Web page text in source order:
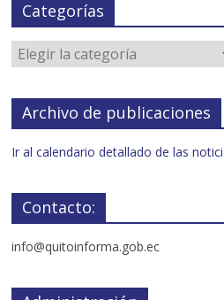
Categorías
Archivo de publicaciones
Ir al calendario detallado de las
Contacto:
info@quitoinforma.gob.ec